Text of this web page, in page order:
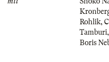
Rohlik,
Tamburi,
Boris